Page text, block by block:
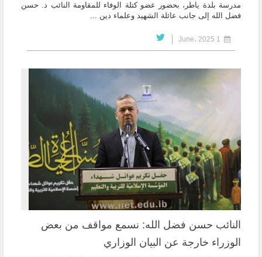
مدرسة بلدة ياطر، بحضور عضو كتلة ‏الوفاء للمقاومة النائب د. حسن
فضل الله إلى جانب عائلة الشهيد وعلماء دين ...
النائب حسن فضل الله: نسمع مواقف من بعض
الوزراء خارجة عن البيان الوزاري